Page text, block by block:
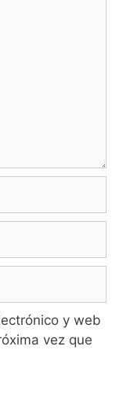
y web
vez que